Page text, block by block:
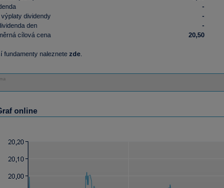
-
výplaty dividendy
-
den
-
cílová cena
20,50
fundamenty naleznete zde.
online